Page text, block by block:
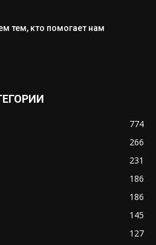
тем, кто помогает нам
774
266
231
186
186
145
127